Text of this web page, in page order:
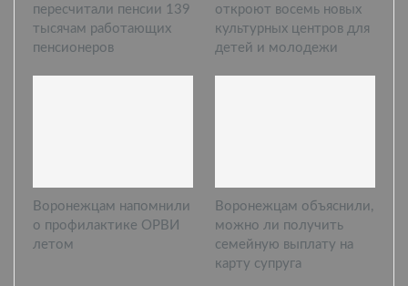
пересчитали пенсии 139
тысячам работающих
пенсионеров
откроют восемь новых
культурных центров для
детей и молодежи
Воронежцам напомнили
о профилактике ОРВИ
летом
Воронежцам объяснили,
можно ли получить
семейную выплату на
карту супруга